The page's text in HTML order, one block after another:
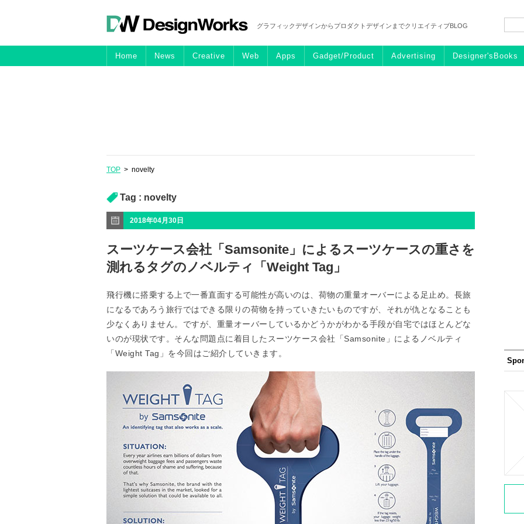
グラフィックデザインからプロダクトデザインまでクリエイティブBLOG
Home News Creative Web Apps Gadget/Product Advertising Designer'sBooks
TOP > novelty
Tag : novelty
2018年04月30日
スーツケース会社「Samsonite」によるスーツケースの重さを
測れるタグのノベルティ「Weight Tag」
飛行機に搭乗する上で一番直面する可能性が高いのは、荷物の重量オーバーによる足止め。長旅
になるであろう旅行ではできる限りの荷物を持っていきたいものですが、それが仇となることも
少なくありません。ですが、重量オーバーしているかどうかがわかる手段が自宅ではほとんどな
いのが現状です。そんな問題点に着目したスーツケース会社「Samsonite」によるノベルティ
「Weight Tag」を今回はご紹介していきます。